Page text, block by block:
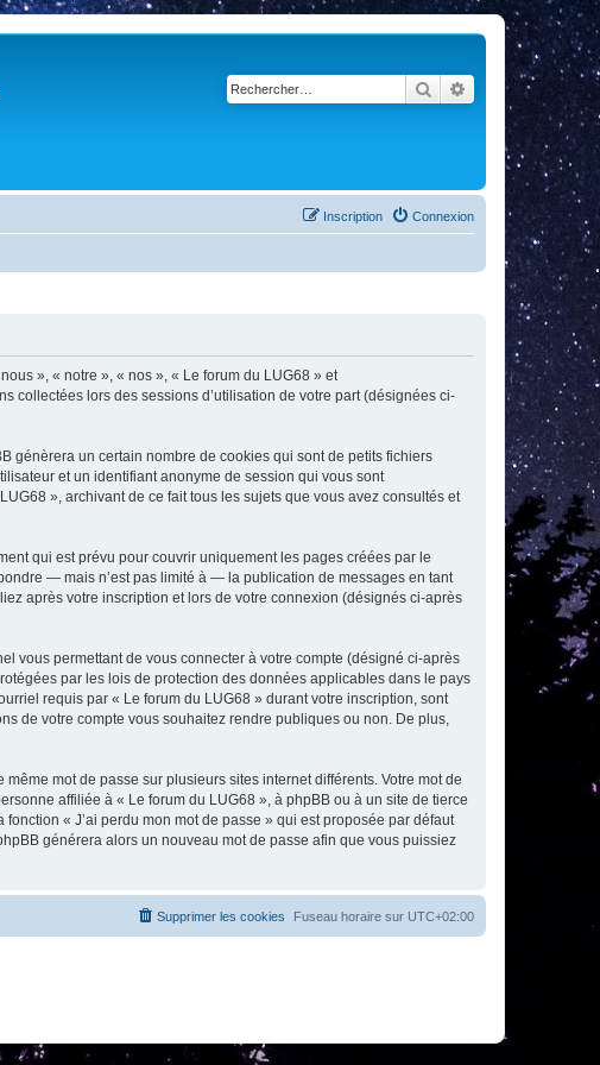
RechercherRecherche
Connexion
Inscription
», « notre », « nos », « Le forum du LUG68 » et
collectées lors des sessions d’utilisation de votre part (désignées ci-
génèrera un certain nombre de cookies qui sont de petits fichiers
et un identifiant anonyme de session qui vous sont
», archivant de ce fait tous les sujets que vous avez consultés et
qui est prévu pour couvrir uniquement les pages créées par le
— mais n’est pas limité à — la publication de messages en tant
après votre inscription et lors de votre connexion (désignés ci-après
vous permettant de vous connecter à votre compte (désigné ci-après
par les lois de protection des données applicables dans le pays
requis par « Le forum du LUG68 » durant votre inscription, sont
de votre compte vous souhaitez rendre publiques ou non. De plus,
mot de passe sur plusieurs sites internet différents. Votre mot de
affiliée à « Le forum du LUG68 », à phpBB ou à un site de tierce
« J’ai perdu mon mot de passe » qui est proposée par défaut
générera alors un nouveau mot de passe afin que vous puissiez
Fuseau horaire sur UTC+02:00
Supprimer les cookies